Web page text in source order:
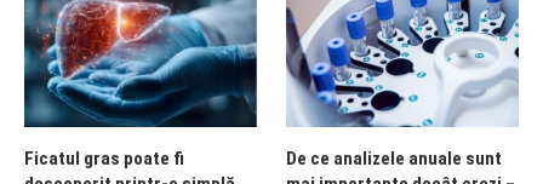
Ficatul gras poate fi
De ce analizele anuale sunt